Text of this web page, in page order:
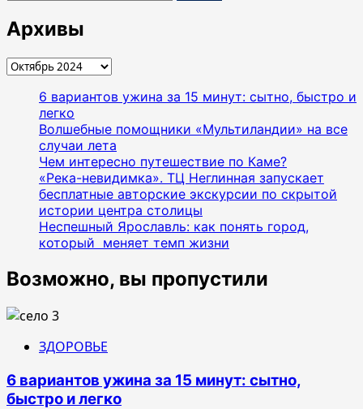
Архивы
Архивы
6 вариантов ужина за 15 минут: сытно, быстро и
легко
Волшебные помощники «Мультиландии» на все
случаи лета
Чем интересно путешествие по Каме?
«Река-невидимка». ТЦ Неглинная запускает
бесплатные авторские экскурсии по скрытой
истории центра столицы
Неспешный Ярославль: как понять город,
который меняет темп жизни
Возможно, вы пропустили
ЗДОРОВЬЕ
6 вариантов ужина за 15 минут: сытно,
быстро и легко